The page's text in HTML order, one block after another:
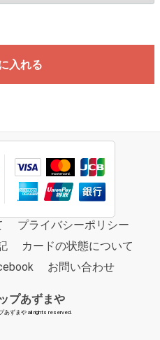
入れる
プライバシーポリシー
カードの状態について
お問い合わせ
プあずまや
あずまや all rights reserved.